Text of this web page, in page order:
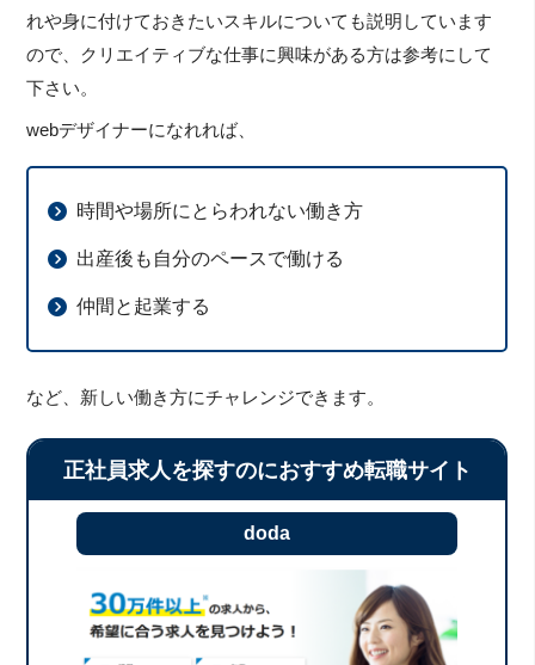
れや身に付けておきたいスキルについても説明しています
ので、クリエイティブな仕事に興味がある方は参考にして
下さい。
webデザイナーになれれば、
時間や場所にとらわれない働き方
出産後も自分のペースで働ける
仲間と起業する
など、新しい働き方にチャレンジできます。
正社員求人を探すのにおすすめ転職サイト
doda